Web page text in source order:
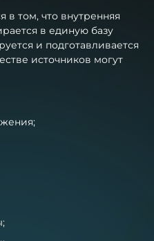
в том, что внутренняя
в единую базу
и подготавливается
источников могут